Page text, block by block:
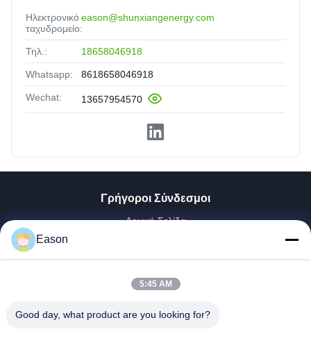
Ηλεκτρονικό
ταχυδρομείο:
eason@shunxiangenergy.com
Τηλ.: 18658046918
Whatsapp: 8618658046918
Wechat: 13657954570
Γρήγοροι Σύνδεσμοι
Αρχική Σελίδα
Βίντεο
Γύρος Εργοστασίων
Ποιοτικός Έλεγχος
Eason
5:45 AM
Good day, what product are you looking for?